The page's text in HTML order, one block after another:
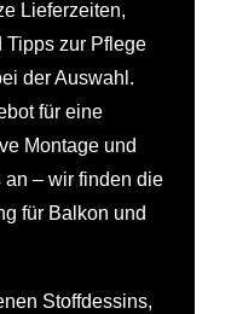
Lieferzeiten,
Tipps zur Pflege
der Auswahl.
für eine
Montage und
– wir finden die
für Balkon und
Stoffdessins,